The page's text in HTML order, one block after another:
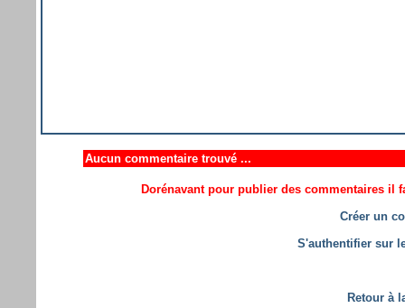
Aucun commentaire trouvé ...
Dorénavant pour publier des commentaires il
Créer un
S'authentifier sur
Retour à